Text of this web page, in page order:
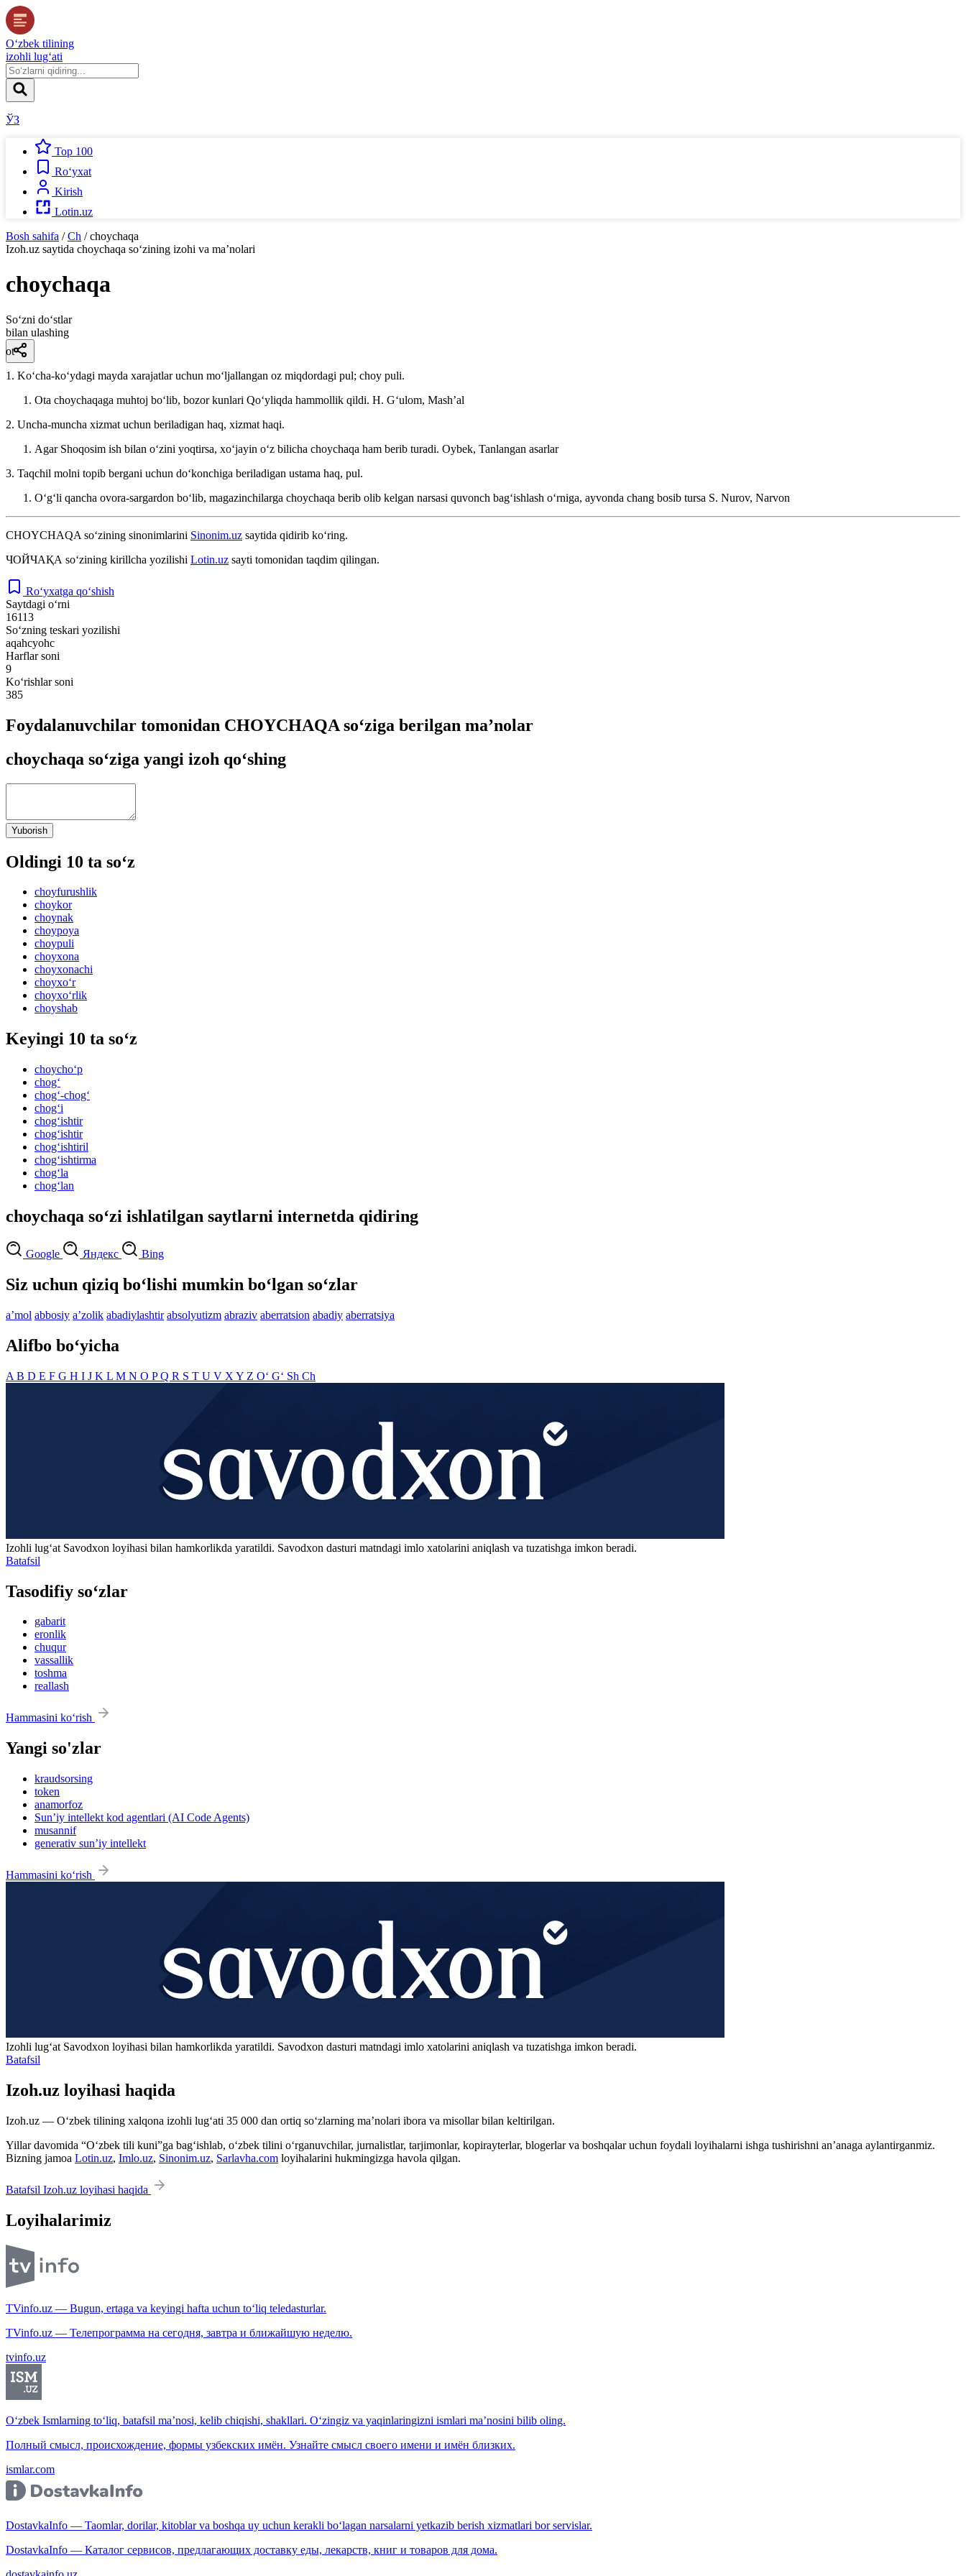
O‘zbek tilining
izohli lug‘ati
ЎЗ
Top 100
Ro‘yxat
Kirish
Lotin.uz
Bosh sahifa / Ch / choychaqa
Izoh.uz saytida choychaqa so‘zining izohi va ma’nolari
choychaqa
So‘zni do‘stlar
bilan ulashing
ot
1. Koʻcha-koʻydagi mayda xarajatlar uchun moʻljallangan oz miqdordagi pul; choy puli.
Ota choychaqaga muhtoj boʻlib, bozor kunlari Qoʻyliqda hammollik qildi. H. Gʻulom, Mashʼal
2. Uncha-muncha xizmat uchun beriladigan haq, xizmat haqi.
Agar Shoqosim ish bilan oʻzini yoqtirsa, xoʻjayin oʻz bilicha choychaqa ham berib turadi. Oybek, Tanlangan asarlar
3. Taqchil molni topib bergani uchun doʻkonchiga beriladigan ustama haq, pul.
Oʻgʻli qancha ovora-sargardon boʻlib, magazinchilarga choychaqa berib olib kelgan narsasi quvonch bagʻishlash oʻrniga, ayvonda chang bosib tursa S. Nurov, Narvon
CHOYCHAQA so‘zining sinonimlarini Sinonim.uz saytida qidirib ko‘ring.
ЧОЙЧАҚА so‘zining kirillcha yozilishi Lotin.uz sayti tomonidan taqdim qilingan.
Ro‘yxatga qo‘shish
Saytdagi o‘rni
16113
So‘zning teskari yozilishi
aqahcyohc
Harflar soni
9
Ko‘rishlar soni
385
Foydalanuvchilar tomonidan CHOYCHAQA so‘ziga berilgan ma’nolar
choychaqa so‘ziga yangi izoh qo‘shing
Yuborish
Oldingi 10 ta so‘z
choyfurushlik
choykor
choynak
choypoya
choypuli
choyxona
choyxonachi
choyxo‘r
choyxo‘rlik
choyshab
Keyingi 10 ta so‘z
choycho‘p
chog‘
chog‘-chog‘
chog‘i
chog‘ishtir
chog‘ishtir
chog‘ishtiril
chog‘ishtirma
chog‘la
chog‘lan
choychaqa so‘zi ishlatilgan saytlarni internetda qidiring
Google Яндекс Bing
Siz uchun qiziq bo‘lishi mumkin bo‘lgan so‘zlar
aʼmol abbosiy aʼzolik abadiylashtir absolyutizm abraziv aberratsion abadiy aberratsiya
Alifbo bo‘yicha
A B D E F G H I J K L M N O PQ R S T U V X Y Z O‘ G‘ Sh Ch
Izohli lugʻat Savodxon loyihasi bilan hamkorlikda yaratildi. Savodxon dasturi matndagi imlo xatolarini aniqlash va tuzatishga imkon beradi.
Batafsil
Tasodifiy so‘zlar
gabarit
eronlik
chuqur
vassallik
toshma
reallash
Hammasini ko‘rish
Yangi so'zlar
kraudsorsing
token
anamorfoz
Sun’iy intellekt kod agentlari (AI Code Agents)
musannif
generativ sun’iy intellekt
Hammasini ko‘rish
Izohli lugʻat Savodxon loyihasi bilan hamkorlikda yaratildi. Savodxon dasturi matndagi imlo xatolarini aniqlash va tuzatishga imkon beradi.
Batafsil
Izoh.uz loyihasi haqida
Izoh.uz — O‘zbek tilining xalqona izohli lug‘ati 35 000 dan ortiq so‘zlarning ma’nolari ibora va misollar bilan keltirilgan.
Yillar davomida “O‘zbek tili kuni”ga bag‘ishlab, o‘zbek tilini o‘rganuvchilar, jurnalistlar, tarjimonlar, kopirayterlar, blogerlar va boshqalar uchun foydali loyihalarni ishga tushirishni an’anaga aylantirganmiz.
Bizning jamoa Lotin.uz, Imlo.uz, Sinonim.uz, Sarlavha.com loyihalarini hukmingizga havola qilgan.
Batafsil Izoh.uz loyihasi haqida
Loyihalarimiz
TVinfo.uz — Bugun, ertaga va keyingi hafta uchun to‘liq teledasturlar.
TVinfo.uz — Телепрограмма на сегодня, завтра и ближайшую неделю.
tvinfo.uz
O‘zbek Ismlarning to‘liq, batafsil ma’nosi, kelib chiqishi, shakllari. O‘zingiz va yaqinlaringizni ismlari ma’nosini bilib oling.
Полный смысл, происхождение, формы узбекских имён. Узнайте смысл своего имени и имён близких.
ismlar.com
DostavkaInfo — Taomlar, dorilar, kitoblar va boshqa uy uchun kerakli bo‘lagan narsalarni yetkazib berish xizmatlari bor servislar.
DostavkaInfo — Каталог сервисов, предлагающих доставку еды, лекарств, книг и товаров для дома.